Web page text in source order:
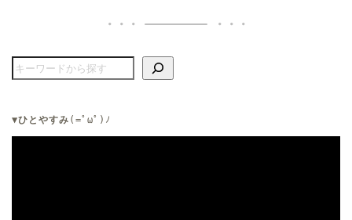
▼ひとやすみ (=ﾟωﾟ)ﾉ